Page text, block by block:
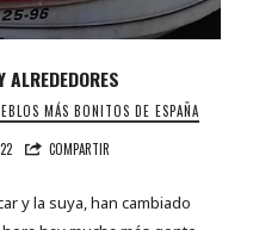
ALREDEDORES
MÁS BONITOS DE ESPAÑA
COMPARTIR
y la suya, han cambiado